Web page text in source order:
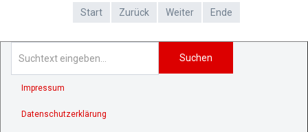
Start Zurück Weiter Ende
Suchen
Impressum
Datenschutzerklärung